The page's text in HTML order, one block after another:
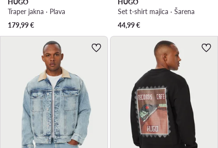
HUGO
Traper jakna · Plava
179,99€
HUGO
Set t-shirt majica · Šarena
44,99€